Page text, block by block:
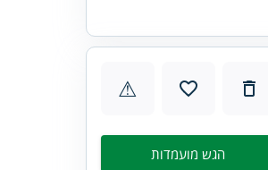
⚠
הגש מועמדות